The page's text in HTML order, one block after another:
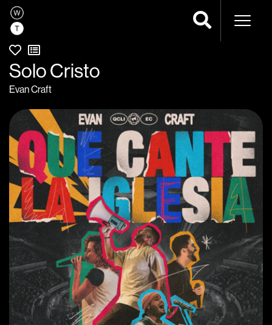
Solo Cristo
Evan Craft